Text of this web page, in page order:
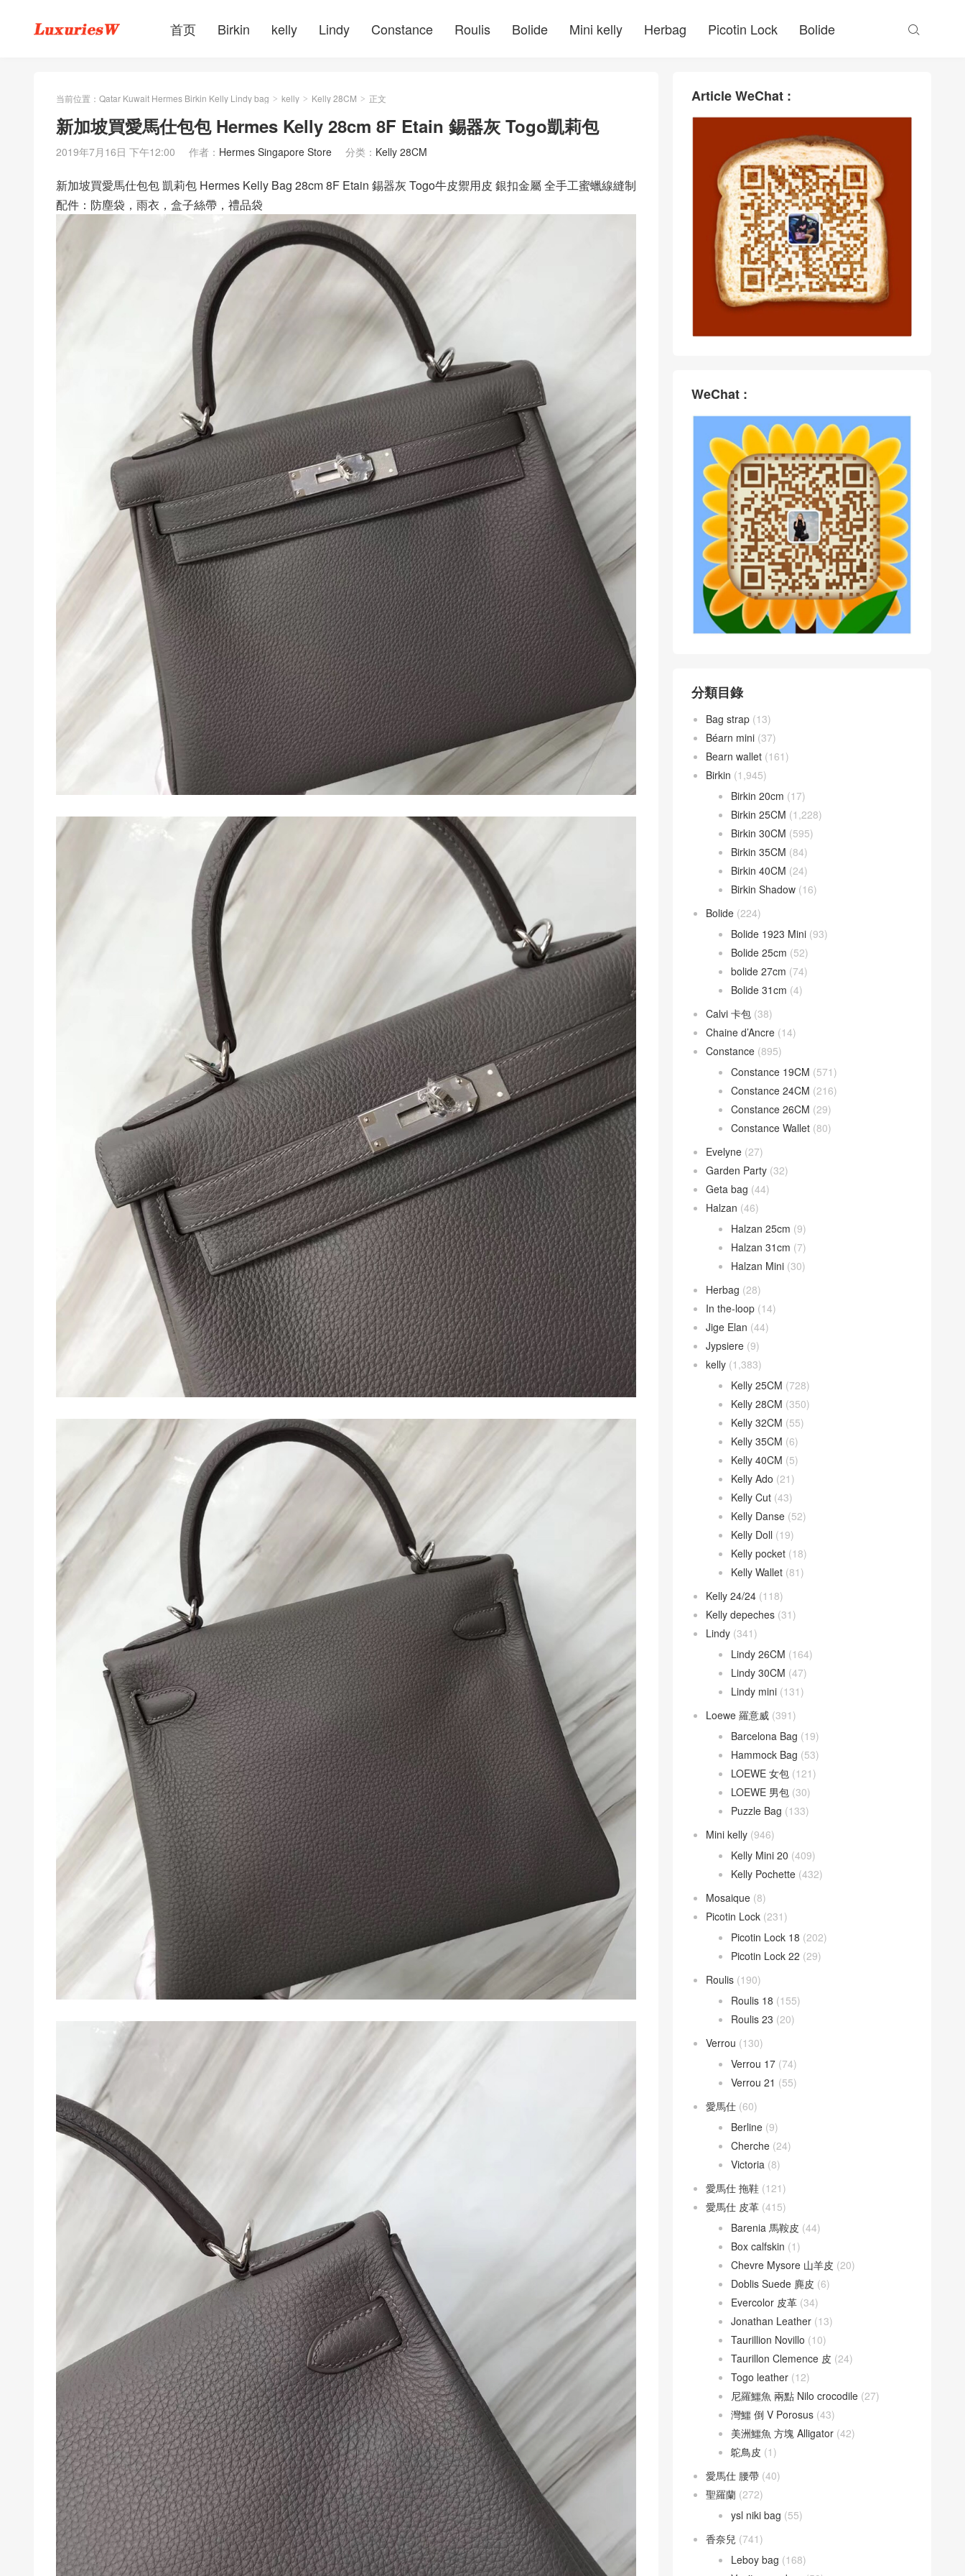
首页 Birkin kelly Lindy Constance Roulis Bolide Mini kelly Herbag Picotin Lock Bolide 
当前位置： Qatar Kuwait Hermes Birkin Kelly Lindy bag > kelly > Kelly 28CM > 正文
新加坡買愛馬仕包包 Hermes Kelly 28cm 8F Etain 錫器灰 Togo凱莉包
2019年7月16日 下午12:00 作者： Hermes Singapore Store 分类： Kelly 28CM
新加坡買愛馬仕包包 凱莉包 Hermes Kelly Bag 28cm 8F Etain 錫器灰 Togo牛皮禦用皮 銀扣金屬 全手工蜜蠟線縫制
配件：防塵袋，雨衣，盒子絲帶，禮品袋
Article WeChat :
WeChat :
分類目錄
Bag strap (13)
Béarn mini (37)
Bearn wallet (161)
Birkin (1,945)
Birkin 20cm (17)
Birkin 25CM (1,228)
Birkin 30CM (595)
Birkin 35CM (84)
Birkin 40CM (24)
Birkin Shadow (16)
Bolide (224)
Bolide 1923 Mini (93)
Bolide 25cm (52)
bolide 27cm (74)
Bolide 31cm (4)
Calvi 卡包 (38)
Chaine d’Ancre (14)
Constance (895)
Constance 19CM (571)
Constance 24CM (216)
Constance 26CM (29)
Constance Wallet (80)
Evelyne (27)
Garden Party (32)
Geta bag (44)
Halzan (46)
Halzan 25cm (9)
Halzan 31cm (7)
Halzan Mini (30)
Herbag (28)
In the-loop (14)
Jige Elan (44)
Jypsiere (9)
kelly (1,383)
Kelly 25CM (728)
Kelly 28CM (350)
Kelly 32CM (55)
Kelly 35CM (6)
Kelly 40CM (5)
Kelly Ado (21)
Kelly Cut (43)
Kelly Danse (52)
Kelly Doll (19)
Kelly pocket (18)
Kelly Wallet (81)
Kelly 24/24 (118)
Kelly depeches (31)
Lindy (341)
Lindy 26CM (164)
Lindy 30CM (47)
Lindy mini (131)
Loewe 羅意威 (391)
Barcelona Bag (19)
Hammock Bag (53)
LOEWE 女包 (121)
LOEWE 男包 (30)
Puzzle Bag (133)
Mini kelly (946)
Kelly Mini 20 (409)
Kelly Pochette (432)
Mosaique (8)
Picotin Lock (231)
Picotin Lock 18 (202)
Picotin Lock 22 (29)
Roulis (190)
Roulis 18 (155)
Roulis 23 (20)
Verrou (130)
Verrou 17 (74)
Verrou 21 (55)
愛馬仕 (60)
Berline (9)
Cherche (24)
Victoria (8)
愛馬仕 拖鞋 (121)
愛馬仕 皮革 (415)
Barenia 馬鞍皮 (44)
Box calfskin (1)
Chevre Mysore 山羊皮 (20)
Doblis Suede 麂皮 (6)
Evercolor 皮革 (34)
Jonathan Leather (13)
Taurillion Novillo (10)
Taurillon Clemence 皮 (24)
Togo leather (12)
尼羅鱷魚 兩點 Nilo crocodile (27)
灣鱷 倒 V Porosus (43)
美洲鱷魚 方塊 Alligator (42)
鴕鳥皮 (1)
愛馬仕 腰帶 (40)
聖羅蘭 (272)
ysl niki bag (55)
香奈兒 (741)
Leboy bag (168)